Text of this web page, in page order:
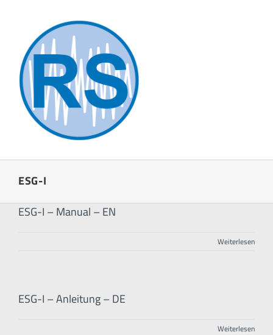
springen
ESG-I
ESG-I – Manual – EN
Weiterlesen
ESG-I – Anleitung – DE
Weiterlesen